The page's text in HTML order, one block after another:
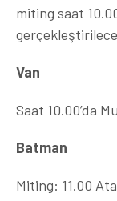
miting saat
Van
Saat 10.00’da
Batman
Miting: 11.00